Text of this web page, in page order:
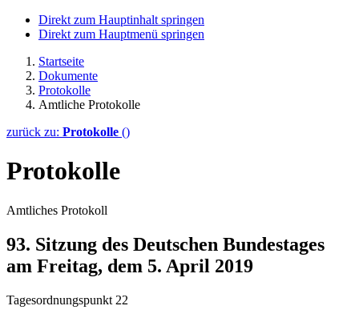
Direkt zum Hauptinhalt springen
Direkt zum Hauptmenü springen
Startseite
Dokumente
Protokolle
Amtliche Protokolle
zurück zu: Protokolle ()
Protokolle
Amtliches Protokoll
93. Sitzung des Deutschen Bundestages
am Freitag, dem 5. April 2019
Tagesordnungspunkt 22